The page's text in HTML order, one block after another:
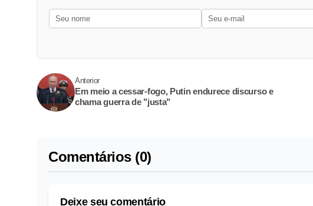
Anterior
Em meio a cessar-fogo, Putin endurece discurso e
chama guerra de "justa"
Comentários (0)
Deixe seu comentário